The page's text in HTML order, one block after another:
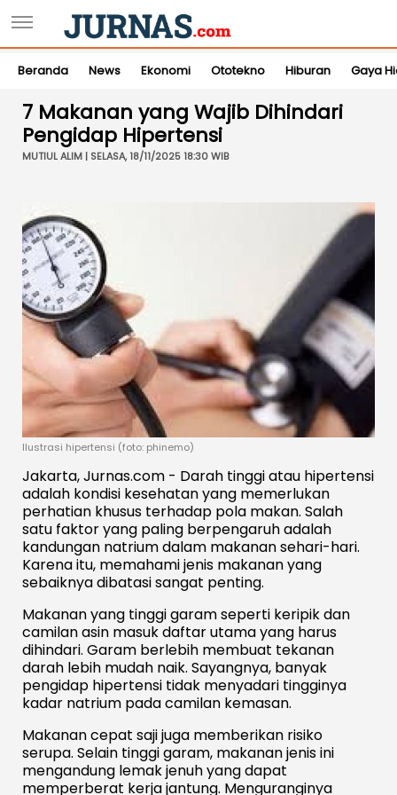
Beranda News Ekonomi Ototekno Hiburan Gaya
7 Makanan yang Wajib Dihindari
Pengidap Hipertensi
MUTIUL ALIM | SELASA, 18/11/2025 18:30 WIB
Ilustrasi hipertensi (foto: phinemo)
Jakarta, Jurnas.com - Darah tinggi atau hipertensi
adalah kondisi kesehatan yang memerlukan
perhatian khusus terhadap pola makan. Salah
satu faktor yang paling berpengaruh adalah
kandungan natrium dalam makanan sehari-hari.
Karena itu, memahami jenis makanan yang
sebaiknya dibatasi sangat penting.
Makanan yang tinggi garam seperti keripik dan
camilan asin masuk daftar utama yang harus
dihindari. Garam berlebih membuat tekanan
darah lebih mudah naik. Sayangnya, banyak
pengidap hipertensi tidak menyadari tingginya
kadar natrium pada camilan kemasan.
Makanan cepat saji juga memberikan risiko
serupa. Selain tinggi garam, makanan jenis ini
mengandung lemak jenuh yang dapat
memperberat kerja jantung. Menguranginya